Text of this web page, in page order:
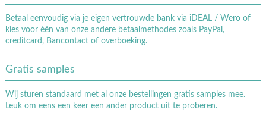
Betaal eenvoudig via je eigen vertrouwde bank via iDEAL / Wero of
kies voor één van onze andere betaalmethodes zoals PayPal,
creditcard, Bancontact of overboeking.
Gratis samples
Wij sturen standaard met al onze bestellingen gratis samples mee.
Leuk om eens een keer een ander product uit te proberen.